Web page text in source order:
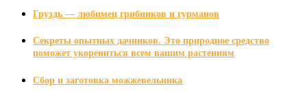
Груздь — любимец грибников и гурманов
Секреты опытных дачников. Это природное средство
поможет укорениться всем вашим растениям
Сбор и заготовка можжевельника